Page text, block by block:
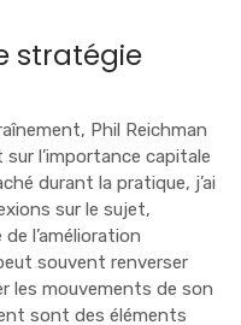
stratégie
Phil Reichman
l’importance capitale
durant la pratique, j’ai
sur le sujet,
l’amélioration
souvent renverser
les mouvements de son
sont des éléments